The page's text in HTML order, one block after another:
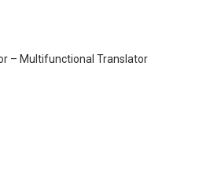
– Multifunctional Translator